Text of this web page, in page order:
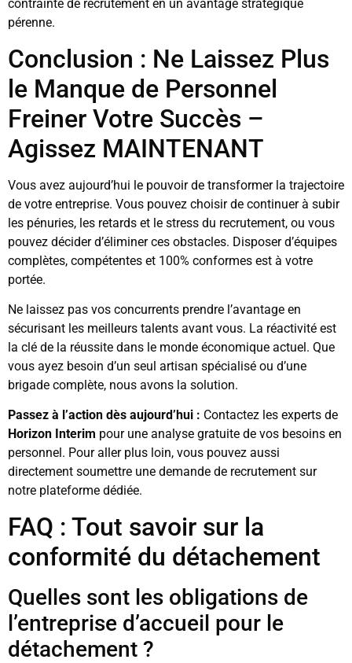
contrainte de recrutement en un avantage stratégique
pérenne.
Conclusion : Ne Laissez Plus
le Manque de Personnel
Freiner Votre Succès –
Agissez MAINTENANT
Vous avez aujourd’hui le pouvoir de transformer la trajectoire
de votre entreprise. Vous pouvez choisir de continuer à subir
les pénuries, les retards et le stress du recrutement, ou vous
pouvez décider d’éliminer ces obstacles. Disposer d’équipes
complètes, compétentes et 100% conformes est à votre
portée.
Ne laissez pas vos concurrents prendre l’avantage en
sécurisant les meilleurs talents avant vous. La réactivité est
la clé de la réussite dans le monde économique actuel. Que
vous ayez besoin d’un seul artisan spécialisé ou d’une
brigade complète, nous avons la solution.
Passez à l’action dès aujourd’hui : Contactez les experts de
Horizon Interim pour une analyse gratuite de vos besoins en
personnel. Pour aller plus loin, vous pouvez aussi
directement soumettre une demande de recrutement sur
notre plateforme dédiée.
FAQ : Tout savoir sur la
conformité du détachement
Quelles sont les obligations de
l’entreprise d’accueil pour le
détachement ?